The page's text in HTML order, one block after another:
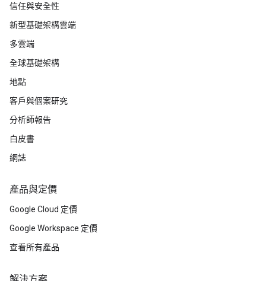
信任與安全性
新型基礎架構雲端
多雲端
全球基礎架構
地點
客戶與個案研究
分析師報告
白皮書
網誌
產品與定價
Google Cloud 定價
Google Workspace 定價
查看所有產品